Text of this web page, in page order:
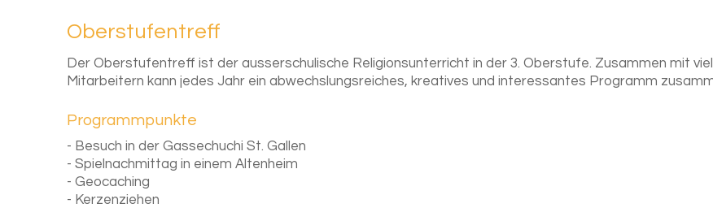
Ober­stu­f­en­treff
Der Oberstufentreff ist der ausserschulische Religionsunterricht in der 3. Oberstufe. Zusammen mit
Mitarbeitern kann jedes Jahr ein abwechslungsreiches, kreatives und interessantes Programm
Programmpunkte
- Besuch in der Gassechuchi St. Gallen
- Spielnachmittag in einem Altenheim
- Geocaching
- Kerzenziehen